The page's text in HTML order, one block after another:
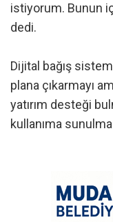
istiyorum. Bunun
dedi.
Dijital bağış
plana çıkarmayı
yatırım desteği
kullanıma